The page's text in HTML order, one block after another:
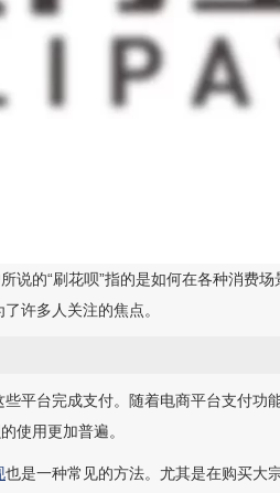
说的“刷花呗”指的是如何在各种消费场
许多人关注的焦点。
平台完成支付。随着电商平台支付功
使用更加普遍。
也是一种常见的方法。尤其是在购买大